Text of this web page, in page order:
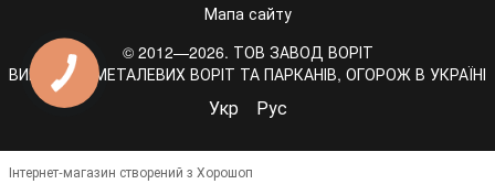
Мапа сайту
© 2012—2026. ТОВ ЗАВОД ВОРІТ
ВИРОБНИК МЕТАЛЕВИХ ВОРІТ ТА ПАРКАНІВ, ОГОРОЖ В УКРАЇНІ
Укр Рус
Інтернет-магазин створений з Хорошоп